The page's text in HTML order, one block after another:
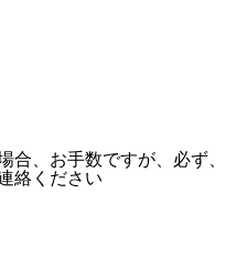
合、お手数ですが、必ず、
絡ください